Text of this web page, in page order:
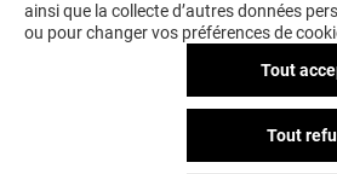
BELLE EPINE & VOUS
ainsi que la collecte d’autres données
ou pour changer vos préférences de
Tout
Tout